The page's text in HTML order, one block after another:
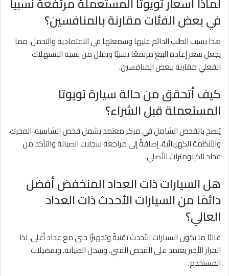
في بعض الفئات مقارنة بالمنافسين؟
هذا بسبب الطلب الدائم عليها وسمعتها في الاعتمادية والتحمل، مما
يجعل سعر إعادة البيع مرتفعًا نسبيًا ويقلل من نسبة الاستهلاك
الفعلي مقارنة ببعض المنافسين.
كيف أتحقق من حالة سيارة تويوتا
المستعملة قبل الشراء؟
يُنصح بالفحص الشامل في مركز معتمد يشمل فحص الشاسيه، المحرك،
والأنظمة الكهربائية، إضافةً إلى مراجعة سجلات الصيانة والتأكد من
عداد الكيلومترات الأصلي.
هل السيارات ذات العداد المنخفض أفضل
دائمًا من السيارات الأحدث ذات العداد
العالي؟
غالبًا ما تكون السيارات الأحدث تقنيةً وتجهيزًا حتى مع عداد أعلى، لذا
القرار الأخير يعتمد على الفحص الفني، وسجل الصيانة، وتفضيلات
المستخدم.